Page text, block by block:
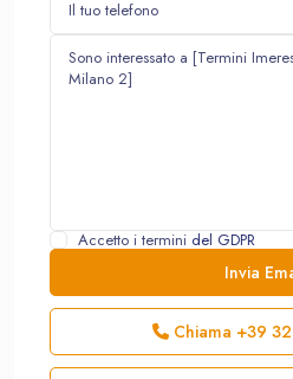
Accetto i termini del GDPR
Chiama +39